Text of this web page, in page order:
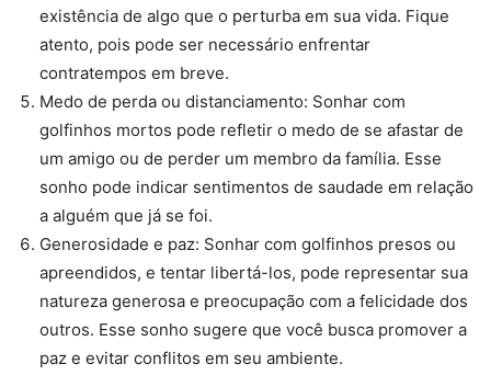
existência de algo que o perturba em sua vida. Fique
atento, pois pode ser necessário enfrentar
contratempos em breve.
Medo de perda ou distanciamento: Sonhar com
golfinhos mortos pode refletir o medo de se afastar de
um amigo ou de perder um membro da família. Esse
sonho pode indicar sentimentos de saudade em relação
a alguém que já se foi.
Generosidade e paz: Sonhar com golfinhos presos ou
apreendidos, e tentar libertá-los, pode representar sua
natureza generosa e preocupação com a felicidade dos
outros. Esse sonho sugere que você busca promover a
paz e evitar conflitos em seu ambiente.